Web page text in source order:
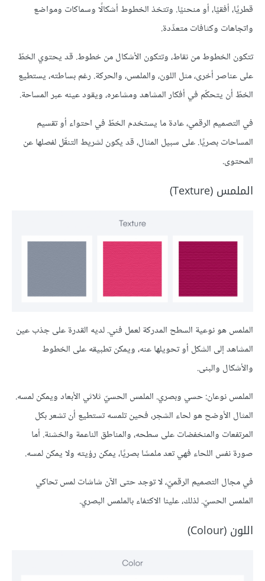
قطريًا، أفقيًا، أو منحنيًا. وتتخذ الخطوط أشكالًا وسماكات ومواضع
واتجاهات وكثافات متعدِّدة.
تتكون الخطوط من نقاط، وتتكون الأشكال من خطوط. قد يحتوي الخطّ
على عناصر أخرى، مثل اللون، والملمس، والحركة. رغم بساطته، يستطيع
الخطّ أن يتحكّم في أفكار المشاهد ومشاعره، ويقود عينه عبر المساحة.
في التصميم الرقمي، عادة ما يستخدم الخطّ في احتواء أو تقسيم
المساحات بصريًا. على سبيل المثال، قد يكون لشريط التنقّل لفصلها عن
المحتوى.
الملمس (Texture)
الملمس هو نوعية السطح المدركة لعمل فني. لديه القدرة على جذب عين
المشاهد إلى الشكل أو تحويلها عنه، ويمكن تطبيقه على الخطوط
والأشكال والبنى.
الملمس نوعان: حسي وبصري. الملمس الحسيّ ثلاثي الأبعاد ويمكن لمسه.
المثال الأوضح هو لحاء الشجر، فحين تلمسه تستطيع أن تشعر بكل
المرتفعات والمنخفضات على سطحه، والمناطق الناعمة والخشنة. أما
صورة نفس اللحاء فهي تعد ملمسًا بصريًا، يمكن رؤيته ولا يمكن لمسه.
في مجال التصميم الرقميّ، لا توجد حتى الآن شاشات لمس تحاكي
الملمس الحسيّ. لذلك، علينا الاكتفاء بالملمس البصري.
اللون (Colour)